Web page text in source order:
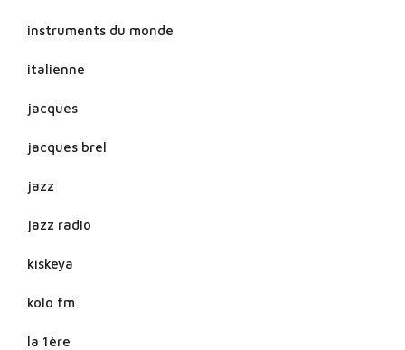
instruments du monde
italienne
jacques
jacques brel
jazz
jazz radio
kiskeya
kolo fm
la 1ère